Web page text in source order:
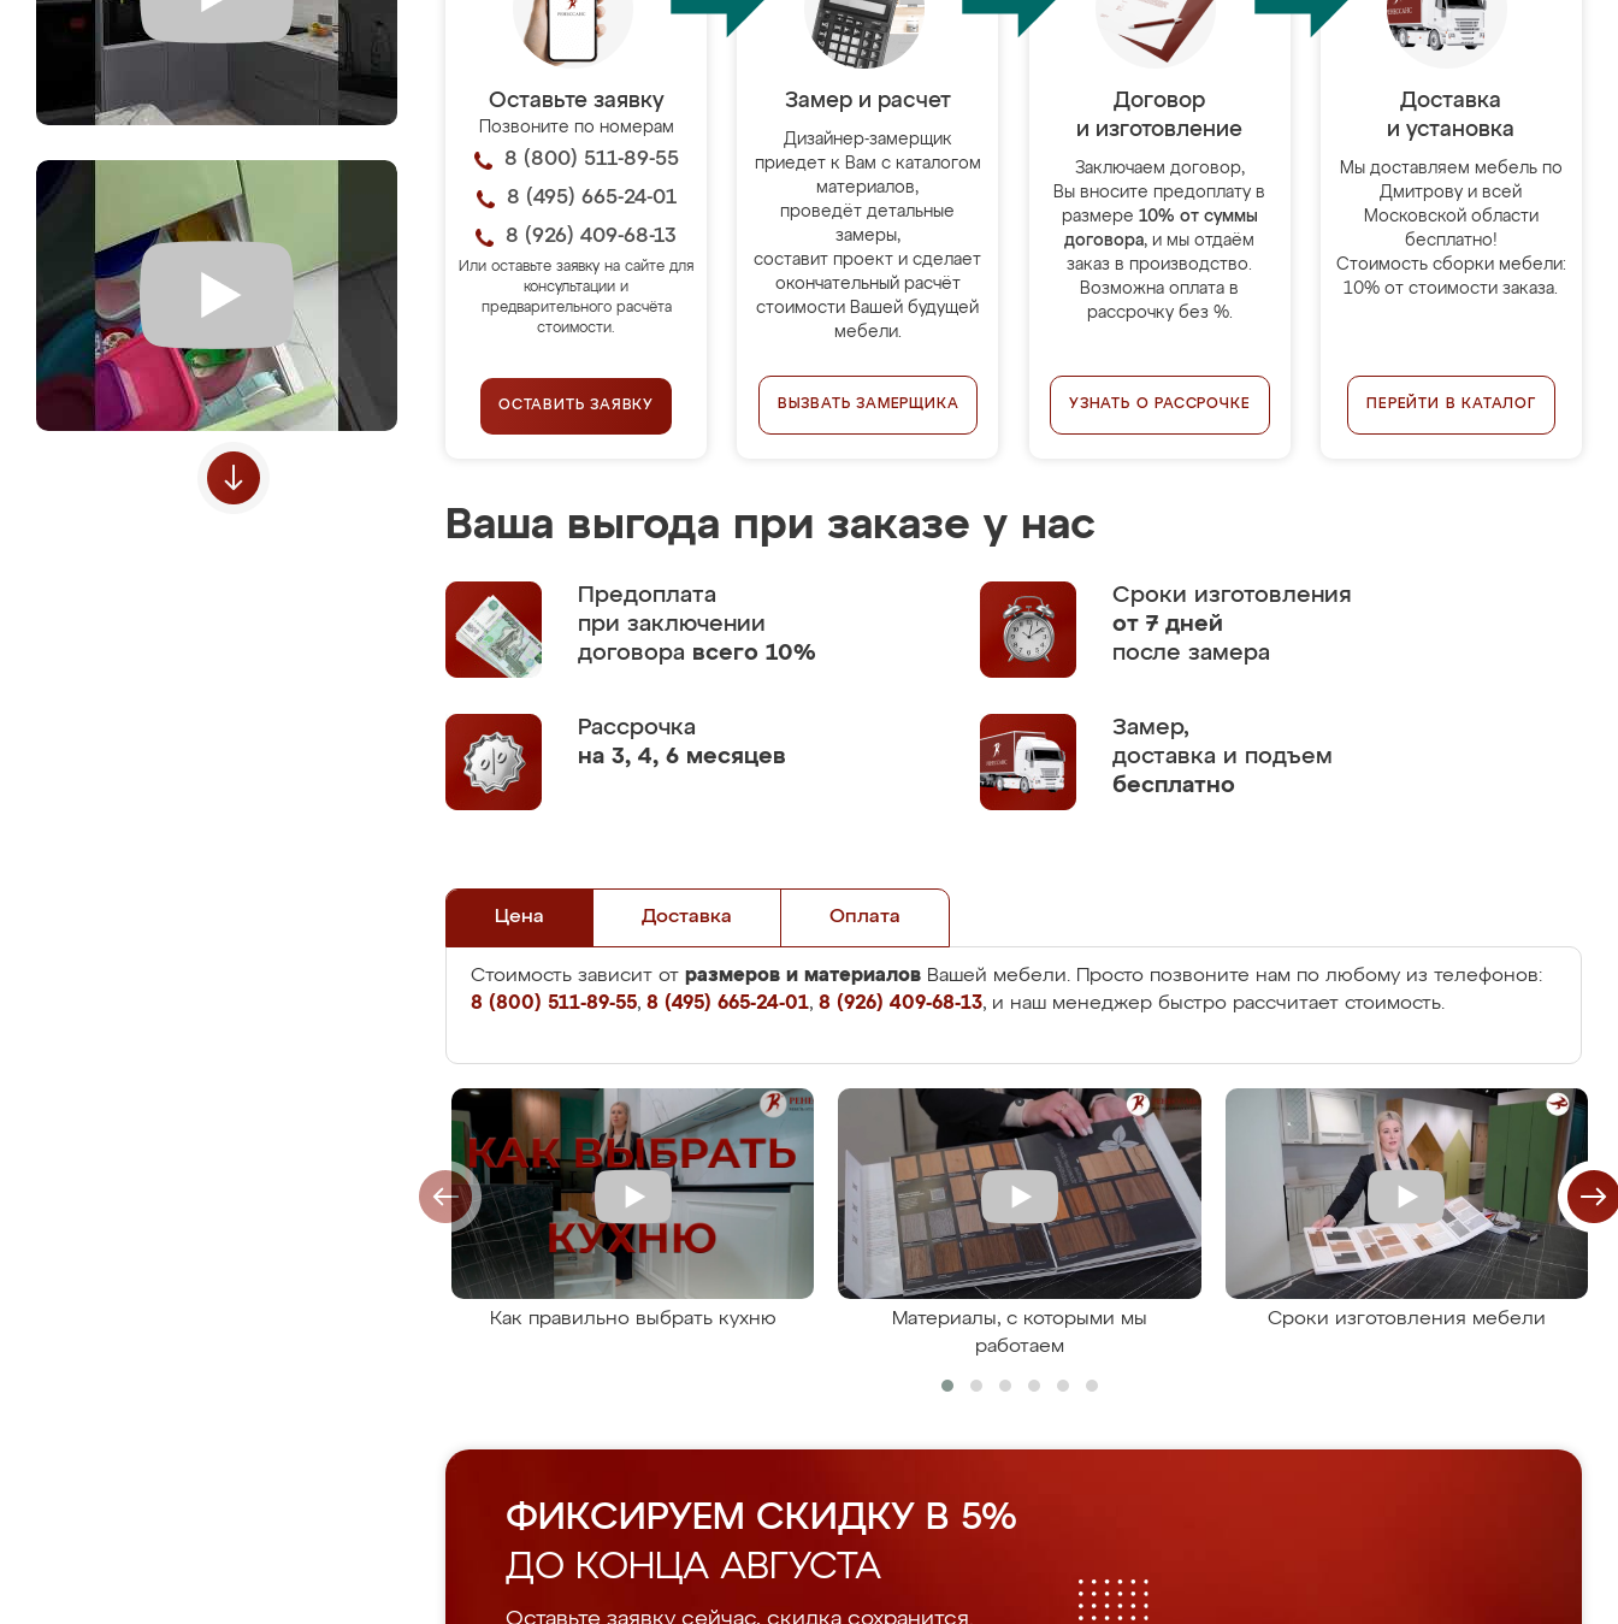
Оставьте заявку
Позвоните по номерам
8 (800) 511-89-55
8 (495) 665-24-01
8 (926) 409-68-13
Или оставьте заявку на сайте для
консультации и
предварительного расчёта
стоимости.
ОСТАВИТЬ ЗАЯВКУ
Замер и расчет
Дизайнер-замерщик
приедет к Вам с каталогом
материалов,
проведёт детальные
замеры,
составит проект и сделает
окончательный расчёт
стоимости Вашей будущей
мебели.
ВЫЗВАТЬ ЗАМЕРЩИКА
Договор
и изготовление
Заключаем договор,
Вы вносите предоплату в
размере 10% от суммы
договора, и мы отдаём
заказ в производство.
Возможна оплата в
рассрочку без %.
УЗНАТЬ О РАССРОЧКЕ
Доставка
и установка
Мы доставляем мебель по
Дмитрову и всей
Московской области
бесплатно!
Стоимость сборки мебели:
10% от стоимости заказа.
ПЕРЕЙТИ В КАТАЛОГ
Ваша выгода при заказе у нас
Предоплата
при заключении
договора всего 10%
Сроки изготовления
от 7 дней
после замера
Рассрочка
на 3, 4, 6 месяцев
Замер,
доставка и подъем
бесплатно
Цена Доставка Оплата
Стоимость зависит от размеров и материалов Вашей мебели. Просто позвоните нам по любому из телефонов:
8 (800) 511-89-55, 8 (495) 665-24-01, 8 (926) 409-68-13, и наш менеджер быстро рассчитает стоимость.
Как правильно выбрать кухню
Материалы, с которыми мы
работаем
Сроки изготовления мебели
ФИКСИРУЕМ СКИДКУ В 5%
ДО КОНЦА АВГУСТА
Оставьте заявку сейчас, скидка сохранится.